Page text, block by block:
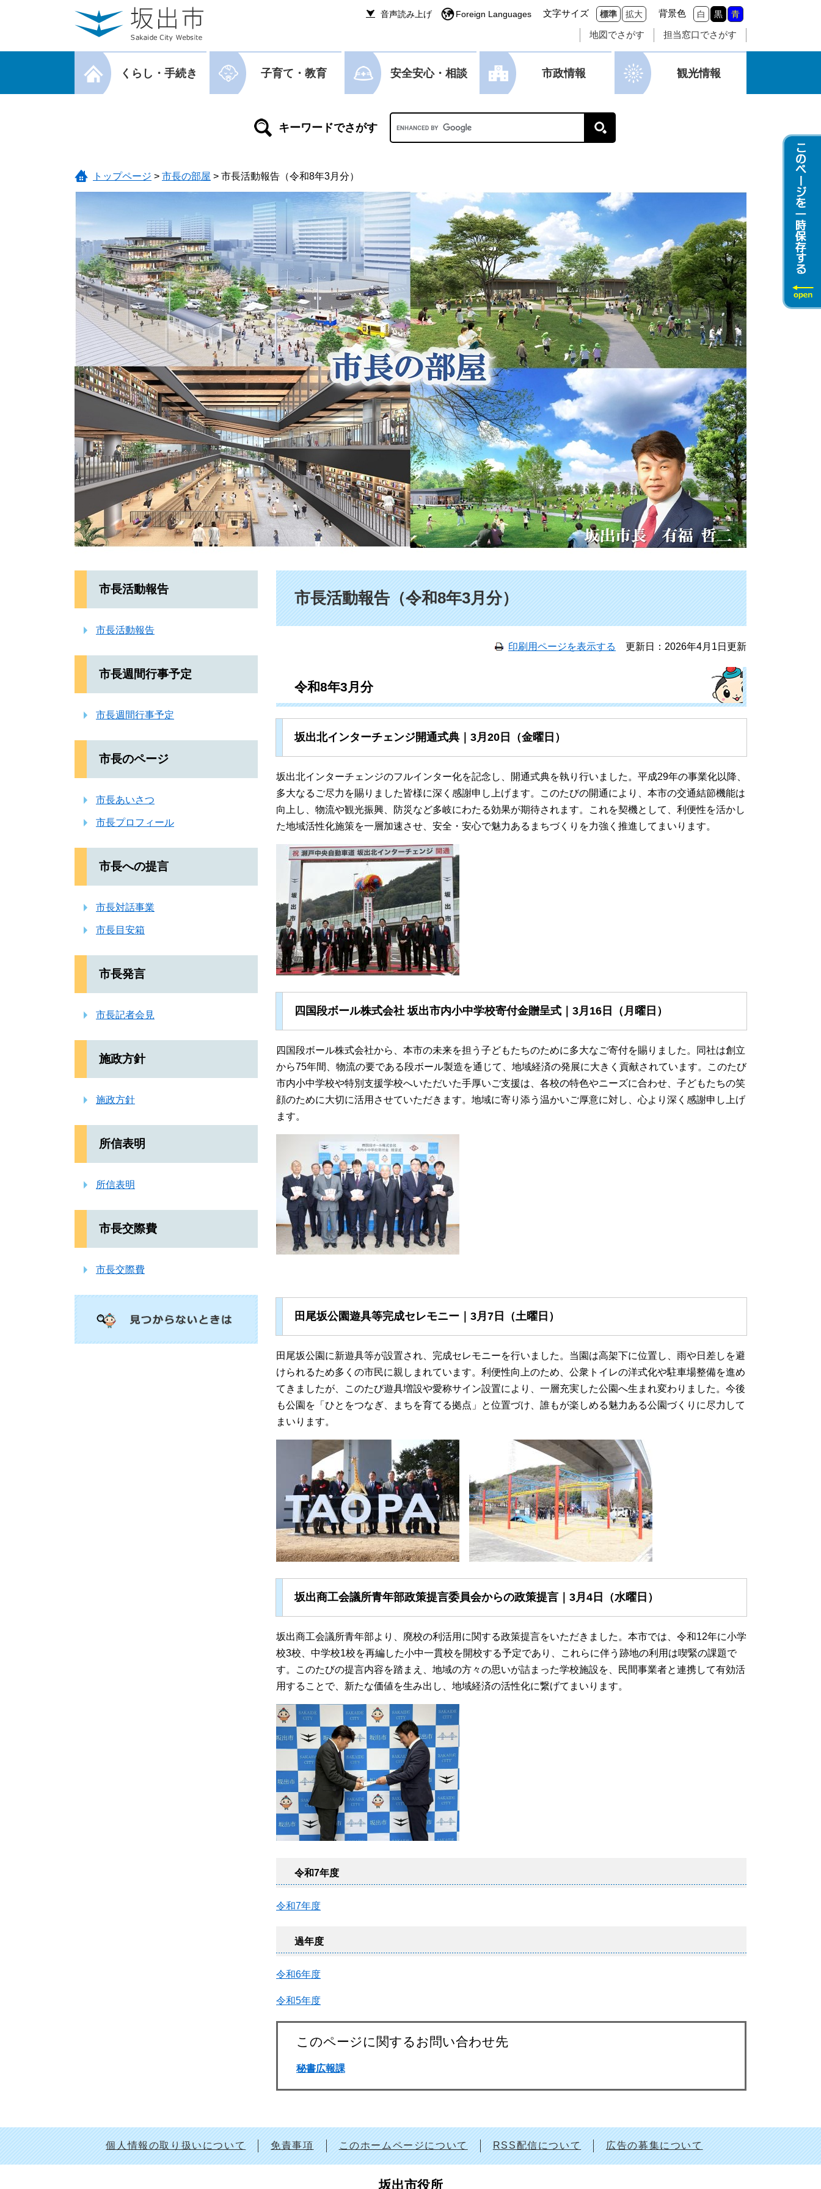
音声読み上げ Foreign Languages 文字サイズ 標準 拡大 背景色 白 黒 青
地図でさがす 担当窓口でさがす
メニューを閉じる
くらし・手続き 子育て・教育 安全安心・相談 市政情報 観光情報
Googleカスタム検索
トップページ > 市長の部屋 > 市長活動報告（令和8年3月分）
市長活動報告
市長活動報告
市長週間行事予定
市長週間行事予定
市長のページ
市長あいさつ
市長プロフィール
市長への提言
市長対話事業
市長目安箱
市長発言
市長記者会見
施政方針
施政方針
所信表明
所信表明
市長交際費
市長交際費
市長活動報告（令和8年3月分）
印刷用ページを表示する 更新日：2026年4月1日更新
令和8年3月分
坂出北インターチェンジ開通式典｜3月20日（金曜日）
坂出北インターチェンジのフルインター化を記念し、開通式典を執り行いました。平成29年の事業化以降、
多大なるご尽力を賜りました皆様に深く感謝申し上げます。このたびの開通により、本市の交通結節機能は
向上し、物流や観光振興、防災など多岐にわたる効果が期待されます。これを契機として、利便性を活かし
た地域活性化施策を一層加速させ、安全・安心で魅力あるまちづくりを力強く推進してまいります。
四国段ボール株式会社 坂出市内小中学校寄付金贈呈式｜3月16日（月曜日）
四国段ボール株式会社から、本市の未来を担う子どもたちのために多大なご寄付を賜りました。同社は創立
から75年間、物流の要である段ボール製造を通じて、地域経済の発展に大きく貢献されています。このたび
市内小中学校や特別支援学校へいただいた手厚いご支援は、各校の特色やニーズに合わせ、子どもたちの笑
顔のために大切に活用させていただきます。地域に寄り添う温かいご厚意に対し、心より深く感謝申し上げ
ます。
田尾坂公園遊具等完成セレモニー｜3月7日（土曜日）
田尾坂公園に新遊具等が設置され、完成セレモニーを行いました。当園は高架下に位置し、雨や日差しを避
けられるため多くの市民に親しまれています。利便性向上のため、公衆トイレの洋式化や駐車場整備を進め
てきましたが、このたび遊具増設や愛称サイン設置により、一層充実した公園へ生まれ変わりました。今後
も公園を「ひとをつなぎ、まちを育てる拠点」と位置づけ、誰もが楽しめる魅力ある公園づくりに尽力して
まいります。​
坂出商工会議所青年部政策提言委員会からの政策提言｜3月4日（水曜日）
​​坂出商工会議所青年部より、廃校の利活用に関する政策提言をいただきました。本市では、令和12年に小学
校3校、中学校1校を再編した小中一貫校を開校する予定であり、これらに伴う跡地の利用は喫緊の課題で
す。このたびの提言内容を踏まえ、地域の方々の思いが詰まった学校施設を、民間事業者と連携して有効活
用することで、新たな価値を生み出し、地域経済の活性化に繋げてまいります。​
令和7年度
令和7年度
過年度
令和6年度
令和5年度
このページに関するお問い合わせ先
秘書広報課
個人情報の取り扱いについて 免責事項 このホームページについて RSS配信について 広告の募集について
坂出市役所